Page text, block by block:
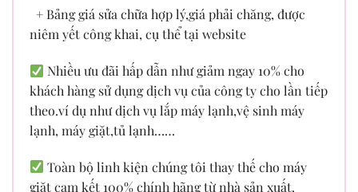
+ Bảng giá sửa chữa hợp lý,giá phải chăng, được
niêm yết công khai, cụ thể tại website
Nhiều ưu đãi hấp dẫn như giảm ngay 10% cho
khách hàng sử dụng dịch vụ của công ty cho lần tiếp
theo.ví dụ như dịch vụ lắp máy lạnh,vệ sinh máy
lạnh, máy giặt,tủ lạnh……
Toàn bộ linh kiện chúng tôi thay thế cho máy
giặt cam kết 100% chính hãng từ nhà sản xuất.